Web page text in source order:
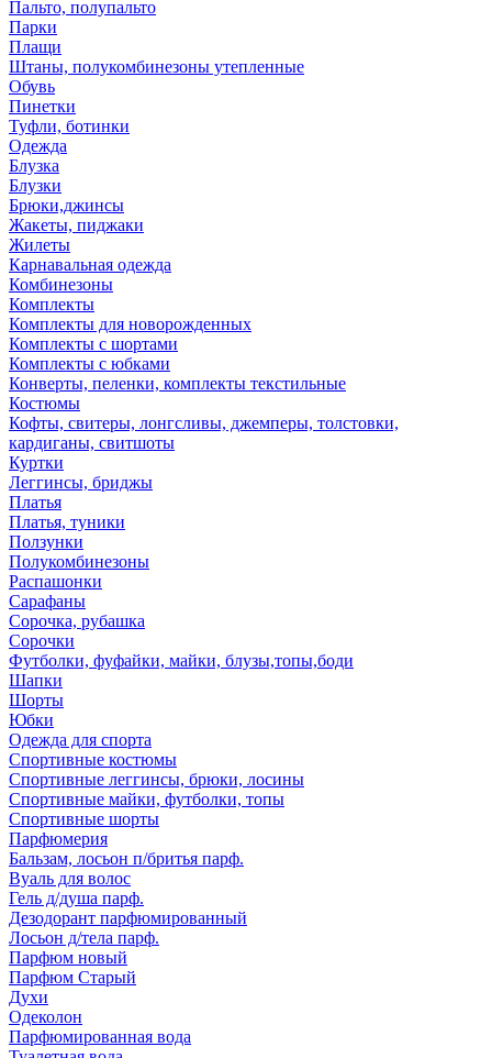
Пальто, полупальто
Парки
Плащи
Штаны, полукомбинезоны утепленные
Обувь
Пинетки
Туфли, ботинки
Одежда
Блузка
Блузки
Брюки,джинсы
Жакеты, пиджаки
Жилеты
Карнавальная одежда
Комбинезоны
Комплекты
Комплекты для новорожденных
Комплекты с шортами
Комплекты с юбками
Конверты, пеленки, комплекты текстильные
Костюмы
Кофты, свитеры, лонгсливы, джемперы, толстовки,
кардиганы, свитшоты
Куртки
Леггинсы, бриджы
Платья
Платья, туники
Ползунки
Полукомбинезоны
Распашонки
Сарафаны
Сорочка, рубашка
Сорочки
Футболки, фуфайки, майки, блузы,топы,боди
Шапки
Шорты
Юбки
Одежда для спорта
Спортивные костюмы
Спортивные леггинсы, брюки, лосины
Спортивные майки, футболки, топы
Спортивные шорты
Парфюмерия
Бальзам, лосьон п/бритья парф.
Вуаль для волос
Гель д/душа парф.
Дезодорант парфюмированный
Лосьон д/тела парф.
Парфюм новый
Парфюм Старый
Духи
Одеколон
Парфюмированная вода